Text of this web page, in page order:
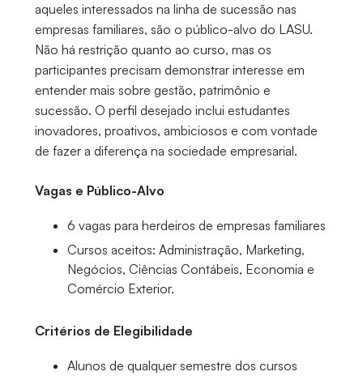
aqueles interessados na linha de sucessão nas
empresas familiares, são o público-alvo do LASU.
Não há restrição quanto ao curso, mas os
participantes precisam demonstrar interesse em
entender mais sobre gestão, patrimônio e
sucessão. O perfil desejado inclui estudantes
inovadores, proativos, ambiciosos e com vontade
de fazer a diferença na sociedade empresarial.
Vagas e Público-Alvo
6 vagas para herdeiros de empresas familiares
Cursos aceitos: Administração, Marketing,
Negócios, Ciências Contábeis, Economia e
Comércio Exterior.
Critérios de Elegibilidade
Alunos de qualquer semestre dos cursos